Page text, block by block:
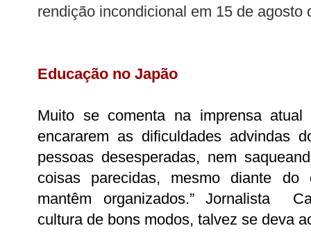
rendição incondicional em 15 de agosto
Educação no Japão
Muito se comenta na imprensa
encararem as dificuldades advindas
pessoas desesperadas, nem
coisas parecidas, mesmo diante
mantêm organizados.” Jornalista
cultura de bons modos, talvez se deva